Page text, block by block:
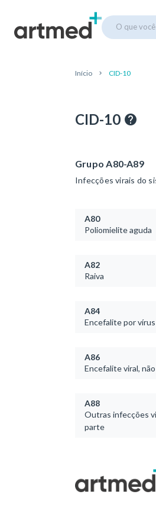
O que
Início CID-10
CID-10
Grupo A80-A89
Infecções virais do
A80
Poliomielite aguda
A82
Raiva
A84
Encefalite por
A86
Encefalite viral,
A88
Outras infecções
parte